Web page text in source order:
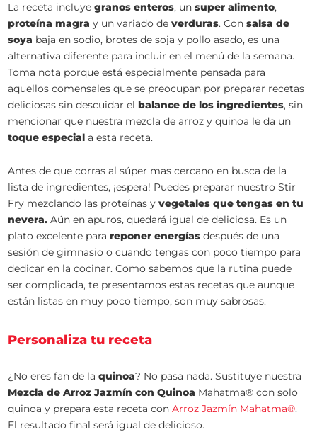
La receta incluyegranos enteros, unsuper alimento,
proteína magra y un variado deverduras. Consalsa de
soya baja en sodio, brotes de soja y pollo asado, es una
alternativa diferente para incluir en el menú de la semana.
Toma nota porque está especialmente pensada para
aquellos comensales que se preocupan por preparar recetas
deliciosas sin descuidar elbalance de los ingredientes, sin
mencionar que nuestra mezcla de arroz y quinoa le da un
toque especial a esta receta.
Antes de que corras al súper mas cercano en busca de la
lista de ingredientes, ¡espera! Puedes preparar nuestro Stir
Fry mezclando las proteínas yvegetales que tengas en tu
nevera. Aún en apuros, quedará igual de deliciosa. Es un
plato excelente parareponer energías después de una
sesión de gimnasio o cuando tengas con poco tiempo para
dedicar en la cocinar. Como sabemos que la rutina puede
ser complicada, te presentamos estas recetas que aunque
están listas en muy poco tiempo, son muy sabrosas.
Personaliza tu receta
¿No eres fan de laquinoa? No pasa nada. Sustituye nuestra
Mezcla de Arroz Jazmín con Quinoa Mahatma® con solo
quinoa y prepara esta receta conArroz Jazmín Mahatma®.
El resultado final será igual de delicioso.